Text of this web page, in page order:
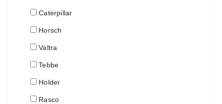
Caterpillar
Horsch
Valtra
Tebbe
Holder
Rasco